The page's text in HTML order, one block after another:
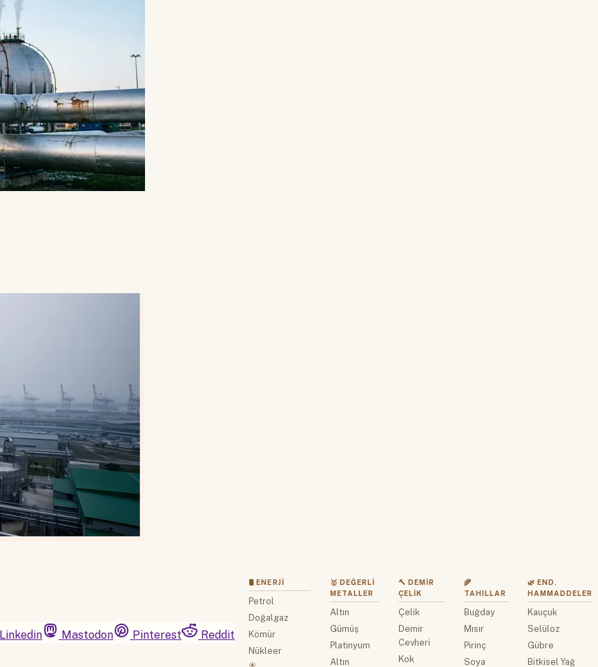
Linkedin Mastodon Pinterest
Reddit
🛢 ENERJI
Petrol
Doğalgaz
Kömür
Nükleer
☀️
🥇 DEĞERLI
METALLER
Altın
Gümüş
Platinyum
Altın
🔨 DEMIR
ÇELIK
Çelik
Demir
Cevheri
Kok
🌾
TAHILLAR
Buğday
Mısır
Pirinç
Soya
🌿 END.
HAMMADDELER
Kauçuk
Selüloz
Gübre
Bitkisel Yağ